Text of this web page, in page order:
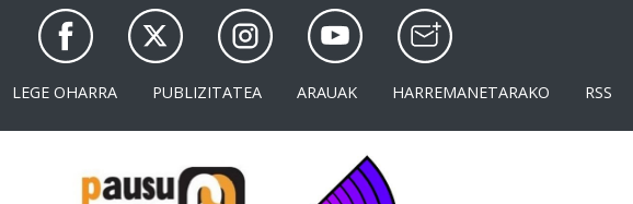
LEGE OHARRA PUBLIZITATEA ARAUAK HARREMANETARAKO RSS